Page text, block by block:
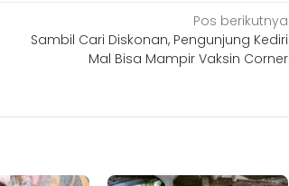
Pos berikutnya
Sambil Cari Diskonan, Pengunjung Kediri
Mal Bisa Mampir Vaksin Corner